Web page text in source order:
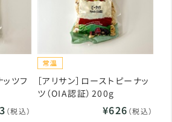
ッツフ
（税込）
［アリサン］ローストピーナッ
ツ（OIA認証）200g
¥626 （税込）